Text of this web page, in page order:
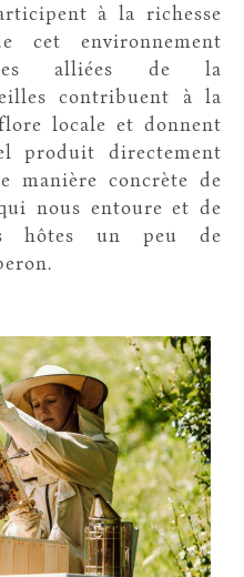
à la richesse
cet environnement
alliées de la
contribuent à la
locale et donnent
produit directement
manière concrète de
nous entoure et de
hôtes un peu de